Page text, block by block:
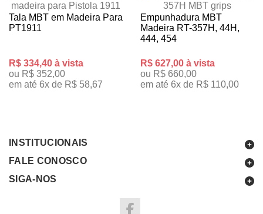
Tala MBT em Madeira Para
PT1911
R$ 334,40 à vista
ou R$ 352,00
em até 6x de R$ 58,67
Empunhadura MBT
Madeira RT-357H, 44H,
444, 454
R$ 627,00 à vista
ou R$ 660,00
em até 6x de R$ 110,00
INSTITUCIONAIS
FALE CONOSCO
SIGA-NOS